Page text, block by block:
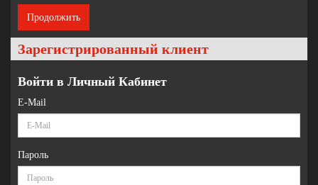
Продолжить
Зарегистрированный клиент
Войти в Личный Кабинет
E-Mail
Пароль